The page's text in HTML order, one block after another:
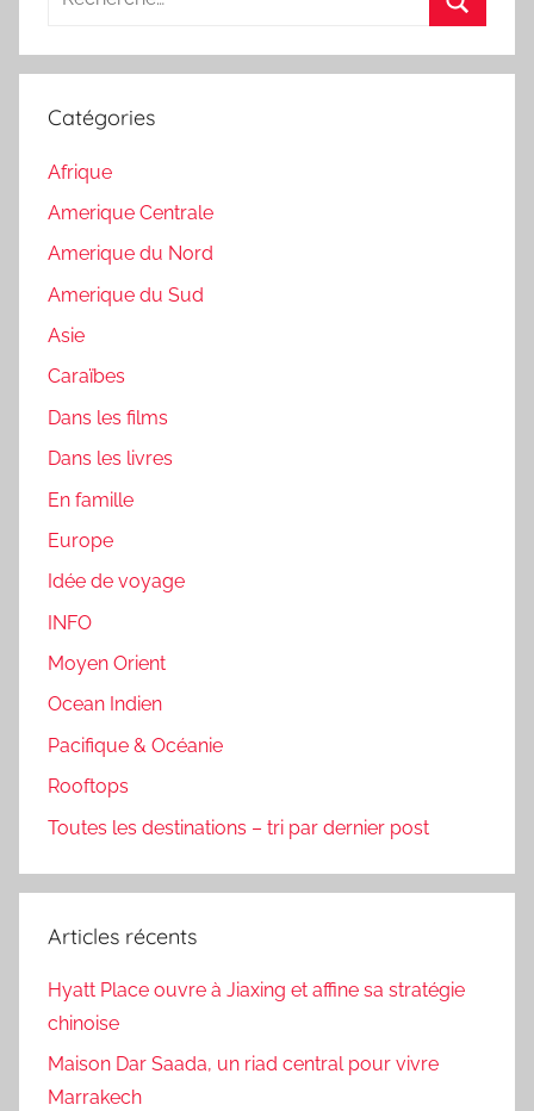
:
Catégories
Afrique
Amerique Centrale
Amerique du Nord
Amerique du Sud
Asie
Caraïbes
Dans les films
Dans les livres
En famille
Europe
Idée de voyage
INFO
Moyen Orient
Ocean Indien
Pacifique & Océanie
Rooftops
Toutes les destinations – tri par dernier post
Articles récents
Hyatt Place ouvre à Jiaxing et affine sa stratégie
chinoise
Maison Dar Saada, un riad central pour vivre
Marrakech